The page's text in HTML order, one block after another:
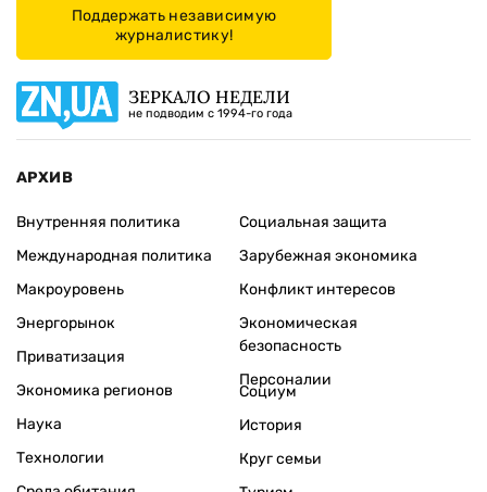
Поддержать независимую
журналистику!
ЗЕРКАЛО НЕДЕЛИ
не подводим с 1994-го года
АРХИВ
Внутренняя политика
Международная политика
Макроуровень
Энергорынок
Приватизация
Экономика регионов
Социальная защита
Зарубежная экономика
Конфликт интересов
Экономическая
безопасность
Персоналии
Наука
Технологии
Социум
История
Круг семьи